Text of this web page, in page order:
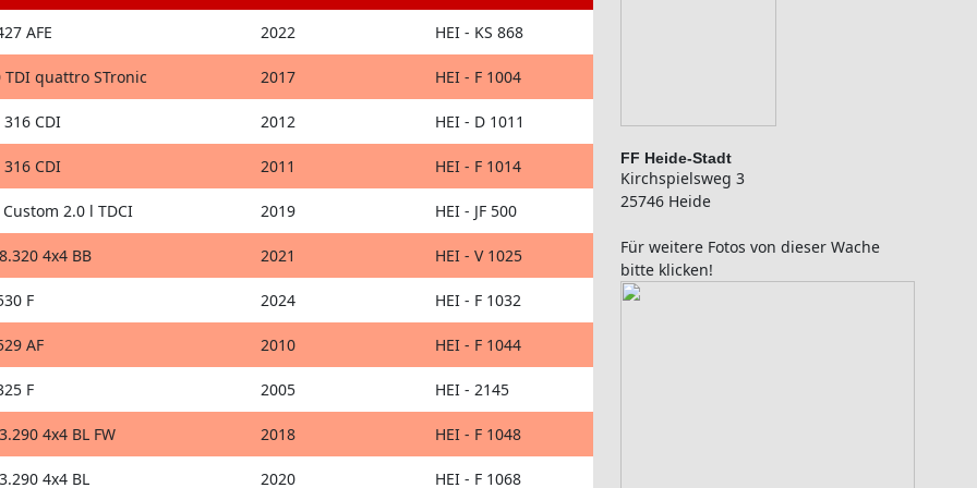
AFE 2022 HEI - KS 868
TDI quattro STronic 2017 HEI - F 1004
CDI 2012 HEI - D 1011
CDI 2011 HEI - F 1014
2.0 l TDCI 2019 HEI - JF 500
4x4 BB 2021 HEI - V 1025
F 2024 HEI - F 1032
AF 2010 HEI - F 1044
F 2005 HEI - 2145
4x4 BL FW 2018 HEI - F 1048
4x4 BL 2020 HEI - F 1068
FF Heide-Stadt
Kirchspielsweg 3
25746 Heide
Für weitere Fotos von dieser Wache
bitte klicken!